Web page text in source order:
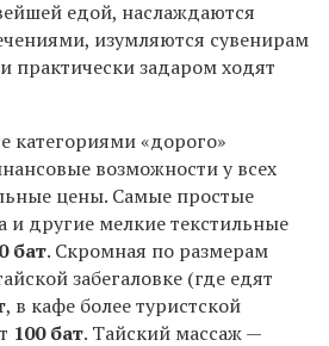
едой, наслаждаются
изумляются сувенирам
практически задаром ходят
категориями «дорого»
возможности у всех
цены. Самые простые
и другие мелкие текстильные
бат. Скромная по размерам
забегаловке (где едят
, в кафе более туристской
100 бат. Тайский массаж —